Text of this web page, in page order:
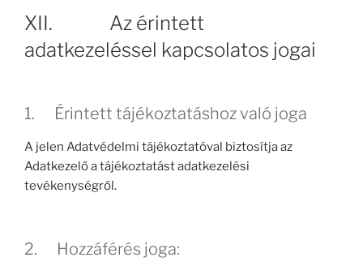
XII. Az érintett
adatkezeléssel kapcsolatos jogai
1. Érintett tájékoztatáshoz való joga
A jelen Adatvédelmi tájékoztatóval biztosítja az
Adatkezelő a tájékoztatást adatkezelési
tevékenységről.
2. Hozzáférés joga: